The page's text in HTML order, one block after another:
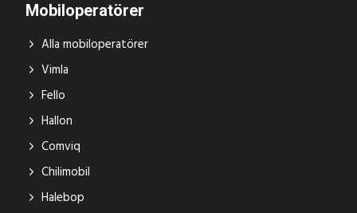
Mobiloperatörer
Alla mobiloperatörer
Vimla
Fello
Hallon
Comviq
Chilimobil
Halebop